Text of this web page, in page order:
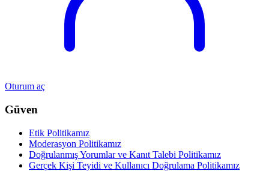
Oturum aç
Güven
Etik Politikamız
Moderasyon Politikamız
Doğrulanmış Yorumlar ve Kanıt Talebi Politikamız
Gerçek Kişi Teyidi ve Kullanıcı Doğrulama Politikamız